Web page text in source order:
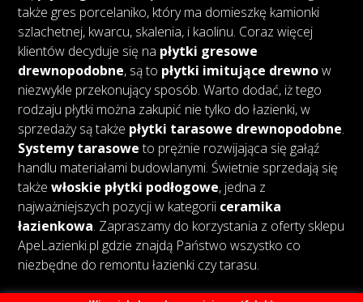
także gres porcelaniko, który ma domieszkę kamionki
szlachetnej, kwarcu, skalenia, i kaolinu. Coraz więcej
klientów decyduje się na płytki gresowe
drewnopodobne, są to płytki imitujące drewnow
niezwykle przekonujący sposób. Warto dodać, iż tego
rodzaju płytki można zakupić nie tylko do łazienki, w
sprzedaży są także płytki tarasowe drewnopodobne.
Systemy tarasoweto prężnie rozwijająca się gałąź
handlu materiałami budowlanymi. Świetnie sprzedają się
takżewłoskie płytki podłogowe, jedna z
najważniejszych pozycji w kategorii ceramika
łazienkowa. Zapraszamy do korzystania z oferty sklepu
ApeLazienki.pl gdzie znajdą Państwo wszystko co
niezbędne do remontu łazienki czy tarasu.